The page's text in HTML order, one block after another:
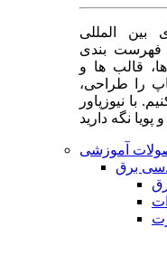
المللی
فهرست بندی
قالب ها و
را طراحی،
با نیوزپاور
آموزشی
برق